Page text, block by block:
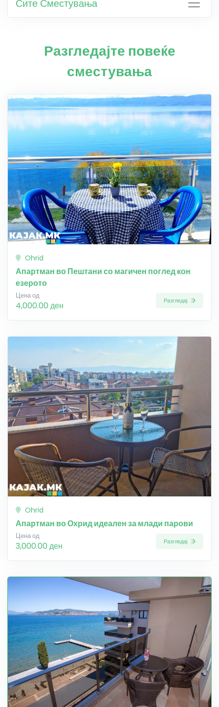
Сите Сместувања
Разгледајте повеќе
сместувања
Ohrid
Апартман во Пештани со магичен поглед кон
езерото
Цена од
4,000.00 ден Разгледај
Ohrid
Апартман во Охрид идеален за млади парови
Цена од
3,000.00 ден Разгледај